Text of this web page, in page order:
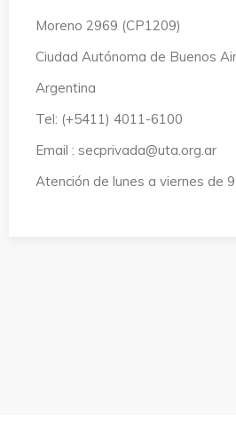
Moreno 2969 (CP1209)
Ciudad Autónoma de Buenos
Argentina
Tel: (+5411) 4011-6100
Email : secprivada@uta.org.ar
Atención de lunes a viernes de